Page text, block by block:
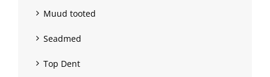
Muud tooted
Seadmed
Top Dent